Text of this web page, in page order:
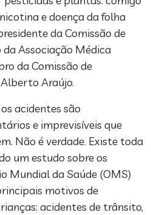
e doença da folha
da Comissão de
Associação Médica
da Comissão de
Araújo.
acidentes são
e imprevisíveis que
Não é verdade. Existe toda
um estudo sobre os
Mundial da Saúde (OMS)
motivos de
acidentes de trânsito,